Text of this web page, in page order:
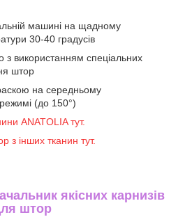
машині на щадному
30-40 градусів
з використанням спеціальних
штор
на середньому
(до 150°)
ANATOLIA тут.
з інших тканин тут.
якісних карнизів
штор